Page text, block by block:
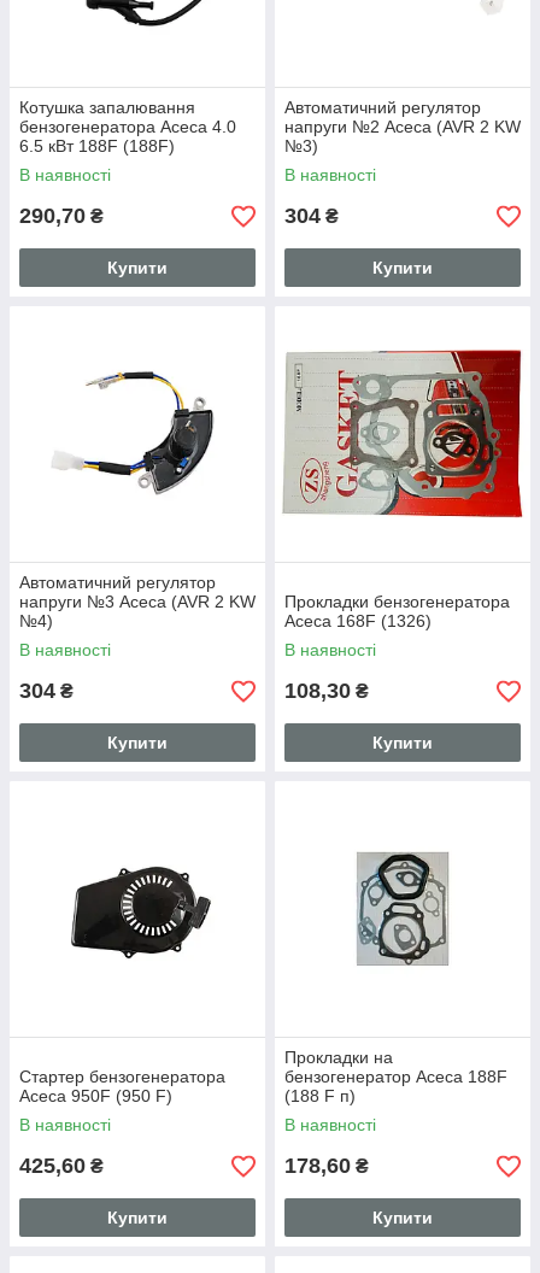
Котушка запалювання
бензогенератора Асеса 4.0
6.5 кВт 188F (188F)
В наявності
290,70 ₴
Купити
Автоматичний регулятор
напруги №2 Асеса (AVR 2 KW
№3)
В наявності
304 ₴
Купити
Автоматичний регулятор
напруги №3 Асеса (AVR 2 KW
№4)
В наявності
304 ₴
Купити
Прокладки бензогенератора
Асеса 168F (1326)
В наявності
108,30 ₴
Купити
Стартер бензогенератора
Асеса 950F (950 F)
В наявності
425,60 ₴
Купити
Прокладки на
бензогенератор Асеса 188F
(188 F п)
В наявності
178,60 ₴
Купити